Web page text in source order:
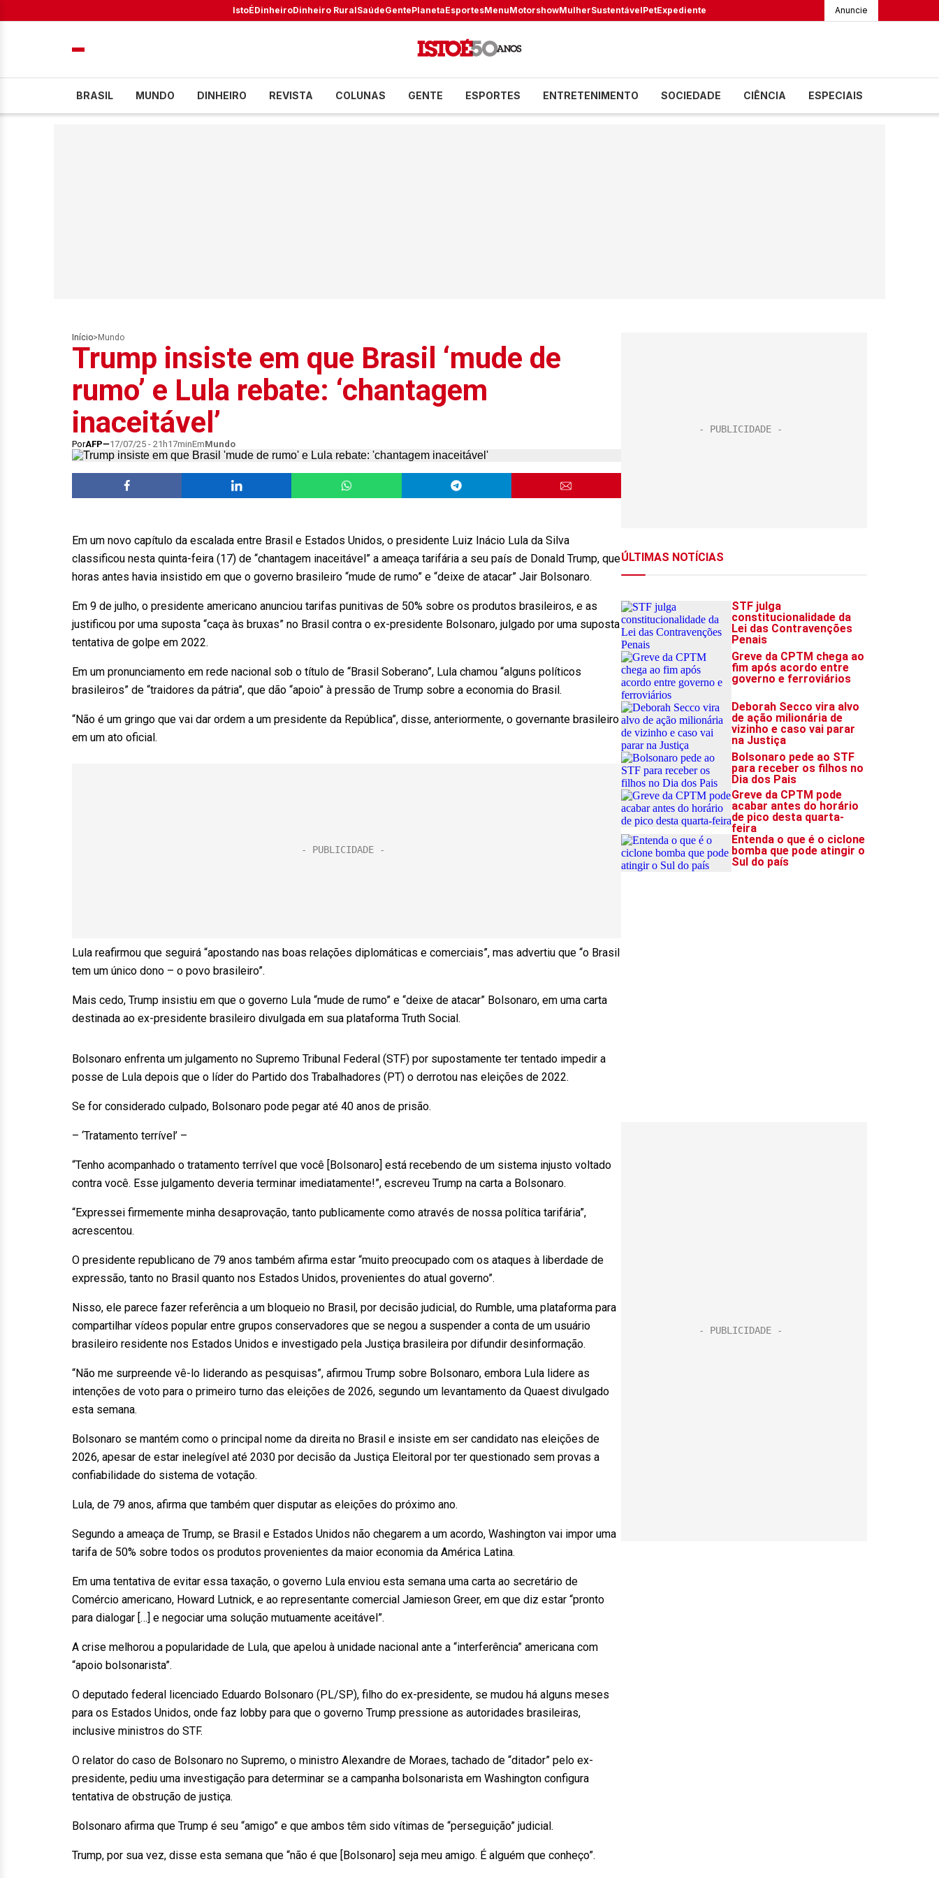
IstoÉDinheiroDinheiro RuralSaúdeGentePlanetaEsportesMenuMotorshowMulherSustentávelPetExpediente Anuncie
BRASIL MUNDO DINHEIRO REVISTA COLUNAS GENTE ESPORTES ENTRETENIMENTO SOCIEDADE CIÊNCIA ESPECIAIS
Início> Mundo
Trump insiste em que Brasil ‘mude de
rumo’ e Lula rebate: ‘chantagem
inaceitável’
PorAFP 17/07/25 - 21h17minEmMundo
Em um novo capítulo da escalada entre Brasil e Estados Unidos, o presidente Luiz Inácio Lula da Silva
classificou nesta quinta-feira (17) de “chantagem inaceitável” a ameaça tarifária a seu país de Donald Trump, que
horas antes havia insistido em que o governo brasileiro “mude de rumo” e “deixe de atacar” Jair Bolsonaro.
Em 9 de julho, o presidente americano anunciou tarifas punitivas de 50% sobre os produtos brasileiros, e as
justificou por uma suposta “caça às bruxas” no Brasil contra o ex-presidente Bolsonaro, julgado por uma suposta
tentativa de golpe em 2022.
Em um pronunciamento em rede nacional sob o título de “Brasil Soberano”, Lula chamou “alguns políticos
brasileiros” de “traidores da pátria”, que dão “apoio” à pressão de Trump sobre a economia do Brasil.
“Não é um gringo que vai dar ordem a um presidente da República”, disse, anteriormente, o governante brasileiro
em um ato oficial.
Lula reafirmou que seguirá “apostando nas boas relações diplomáticas e comerciais”, mas advertiu que “o Brasil
tem um único dono – o povo brasileiro”.
Mais cedo, Trump insistiu em que o governo Lula “mude de rumo” e “deixe de atacar” Bolsonaro, em uma carta
destinada ao ex-presidente brasileiro divulgada em sua plataforma Truth Social.
Bolsonaro enfrenta um julgamento no Supremo Tribunal Federal (STF) por supostamente ter tentado impedir a
posse de Lula depois que o líder do Partido dos Trabalhadores (PT) o derrotou nas eleições de 2022.
Se for considerado culpado, Bolsonaro pode pegar até 40 anos de prisão.
– ‘Tratamento terrível’ –
“Tenho acompanhado o tratamento terrível que você [Bolsonaro] está recebendo de um sistema injusto voltado
contra você. Esse julgamento deveria terminar imediatamente!”, escreveu Trump na carta a Bolsonaro.
“Expressei firmemente minha desaprovação, tanto publicamente como através de nossa política tarifária”,
acrescentou.
O presidente republicano de 79 anos também afirma estar “muito preocupado com os ataques à liberdade de
expressão, tanto no Brasil quanto nos Estados Unidos, provenientes do atual governo”.
Nisso, ele parece fazer referência a um bloqueio no Brasil, por decisão judicial, do Rumble, uma plataforma para
compartilhar vídeos popular entre grupos conservadores que se negou a suspender a conta de um usuário
brasileiro residente nos Estados Unidos e investigado pela Justiça brasileira por difundir desinformação.
“Não me surpreende vê-lo liderando as pesquisas”, afirmou Trump sobre Bolsonaro, embora Lula lidere as
intenções de voto para o primeiro turno das eleições de 2026, segundo um levantamento da Quaest divulgado
esta semana.
Bolsonaro se mantém como o principal nome da direita no Brasil e insiste em ser candidato nas eleições de
2026, apesar de estar inelegível até 2030 por decisão da Justiça Eleitoral por ter questionado sem provas a
confiabilidade do sistema de votação.
Lula, de 79 anos, afirma que também quer disputar as eleições do próximo ano.
Segundo a ameaça de Trump, se Brasil e Estados Unidos não chegarem a um acordo, Washington vai impor uma
tarifa de 50% sobre todos os produtos provenientes da maior economia da América Latina.
Em uma tentativa de evitar essa taxação, o governo Lula enviou esta semana uma carta ao secretário de
Comércio americano, Howard Lutnick, e ao representante comercial Jamieson Greer, em que diz estar “pronto
para dialogar […] e negociar uma solução mutuamente aceitável”.
A crise melhorou a popularidade de Lula, que apelou à unidade nacional ante a “interferência” americana com
“apoio bolsonarista”.
O deputado federal licenciado Eduardo Bolsonaro (PL/SP), filho do ex-presidente, se mudou há alguns meses
para os Estados Unidos, onde faz lobby para que o governo Trump pressione as autoridades brasileiras,
inclusive ministros do STF.
O relator do caso de Bolsonaro no Supremo, o ministro Alexandre de Moraes, tachado de “ditador” pelo ex-
presidente, pediu uma investigação para determinar se a campanha bolsonarista em Washington configura
tentativa de obstrução de justiça.
Bolsonaro afirma que Trump é seu “amigo” e que ambos têm sido vítimas de “perseguição” judicial.
Trump, por sua vez, disse esta semana que “não é que [Bolsonaro] seja meu amigo. É alguém que conheço”.